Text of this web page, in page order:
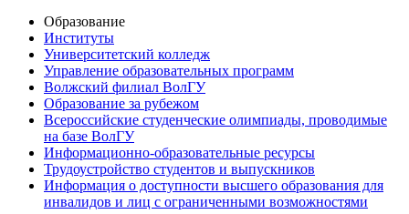
Образование
Институты
Университетский колледж
Управление образовательных программ
Волжский филиал ВолГУ
Образование за рубежом
Всероссийские студенческие олимпиады, проводимые
на базе ВолГУ
Информационно-образовательные ресурсы
Трудоустройство студентов и выпускников
Информация о доступности высшего образования для
инвалидов и лиц с ограниченными возможностями